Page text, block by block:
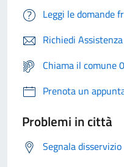
Leggi le domande
Richiedi Assistenza
Chiama il comune
Prenota un
Problemi in città
Segnala disservizio